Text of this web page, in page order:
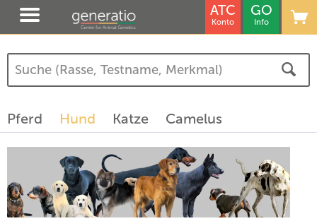
ATC
Konto
GO
Info
Pferd Hund Katze Camelus
(1)